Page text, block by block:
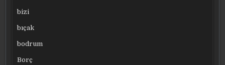
bizi
bıçak
bodrum
Borç